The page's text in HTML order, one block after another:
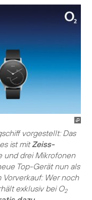
vorgestellt: Das
ist mitZeiss-
und drei Mikrofonen
Top-Gerät nun als
Wer noch
exklusiv bei O2